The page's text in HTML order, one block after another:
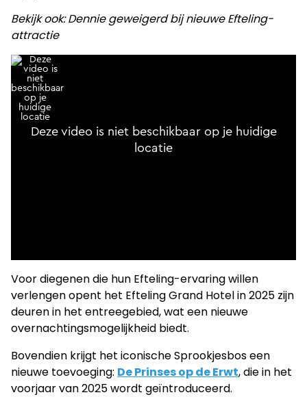
Bekijk ook: Dennie geweigerd bij nieuwe Efteling-
attractie
Voor diegenen die hun Efteling-ervaring willen
verlengen opent het Efteling Grand Hotel in 2025 zijn
deuren in het entreegebied, wat een nieuwe
overnachtingsmogelijkheid biedt.
Bovendien krijgt het iconische Sprookjesbos een
nieuwe toevoeging: De Prinses op de Erwt, die in het
voorjaar van 2025 wordt geïntroduceerd.